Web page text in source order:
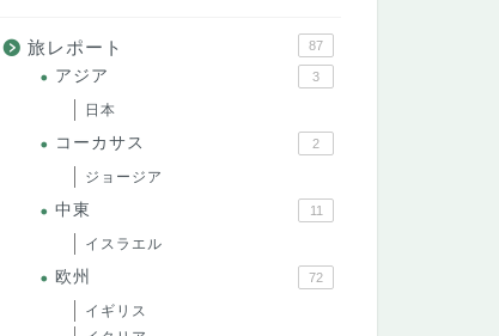
旅レポート 87
アジア 3
日本
コーカサス 2
ジョージア
中東 11
イスラエル
欧州 72
イギリス